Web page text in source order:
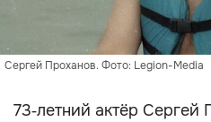
Сергей Проханов. Фото: Legion-Media
73‑летний актёр Сергей